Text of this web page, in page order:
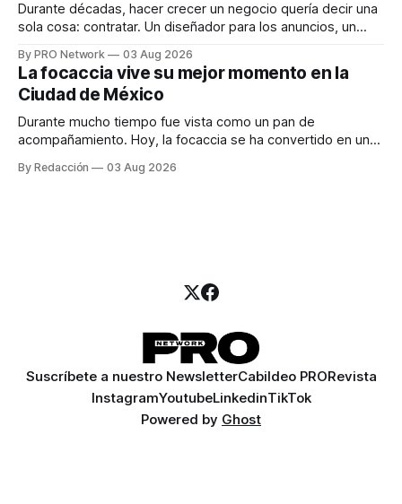
Durante décadas, hacer crecer un negocio quería decir una
sola cosa: contratar. Un diseñador para los anuncios, un
para los textos, alguien que supiera de publicidad digital
para encontrar prospectos, un vendedor para atender
llamadas y mensajes, y —con suerte— una persona
By PRO Network 03 Aug 2026
La focaccia vive su mejor momento en la
Ciudad de México
Durante mucho tiempo fue vista como un pan de
acompañamiento. Hoy, la focaccia se ha convertido en uno
artesanal, ingredientes de calidad y experiencias que
By Redacción 03 Aug 2026
Suscríbete a nuestro NewsletterCabildeo PRORevista
InstagramYoutubeLinkedinTikTok
Powered by Ghost